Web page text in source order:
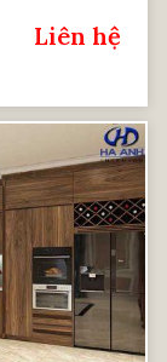
Liên hệ